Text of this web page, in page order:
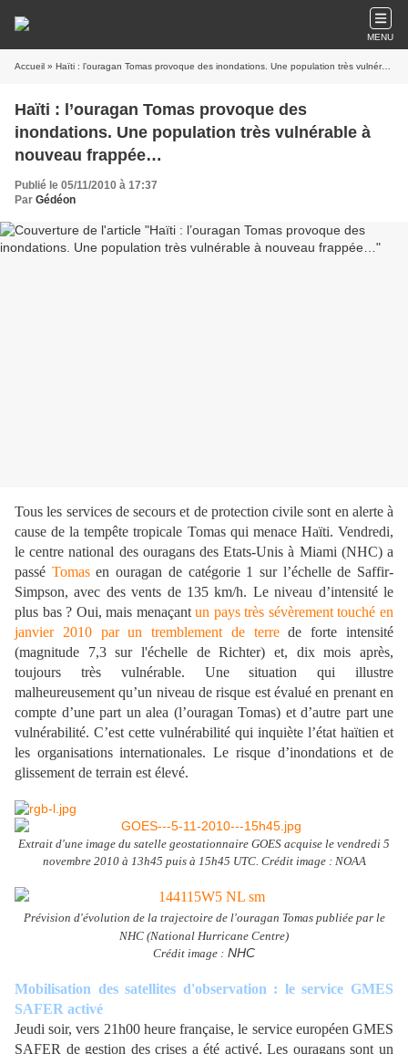
MENU
Accueil » Haïti : l’ouragan Tomas provoque des inondations. Une population très vulnérable à nouveau frappée…
Haïti : l’ouragan Tomas provoque des
inondations. Une population très vulnérable à
nouveau frappée…
Publié le 05/11/2010 à 17:37
Par Gédéon
Tous les services de secours et de protection civile sont en alerte à
cause de la tempête tropicale Tomas qui menace Haïti. Vendredi,
le centre national des ouragans des Etats-Unis à Miami (NHC) a
passé Tomasen ouragan de catégorie 1 sur l’échelle de Saffir-
Simpson, avec des vents de 135 km/h. Le niveau d’intensité le
plus bas ? Oui, mais menaçantun pays très sévèrement touché en
janvier 2010 par un tremblement de terrede forte intensité
(magnitude 7,3 sur l'échelle de Richter) et, dix mois après,
toujours très vulnérable. Une situation qui illustre
malheureusement qu’un niveau de risque est évalué en prenant en
compte d’une part un alea (l’ouragan Tomas) et d’autre part une
vulnérabilité. C’est cette vulnérabilité qui inquiète l’état haïtien et
les organisations internationales. Le risque d’inondations et de
glissement de terrain est élevé.
Extrait d'une image du satelle geostationnaire GOES acquise le vendredi 5
novembre 2010 à 13h45 puis à 15h45 UTC. Crédit image : NOAA
Prévision d'évolution de la trajectoire de l'ouragan Tomas publiée par le
NHC (National Hurricane Centre)
Crédit image : NHC
Mobilisation des satellites d'observation : le service GMES
SAFER activé
Jeudi soir, vers 21h00 heure française, le service européen GMES
SAFER de gestion des crises a été activé. Les ouragans sont un